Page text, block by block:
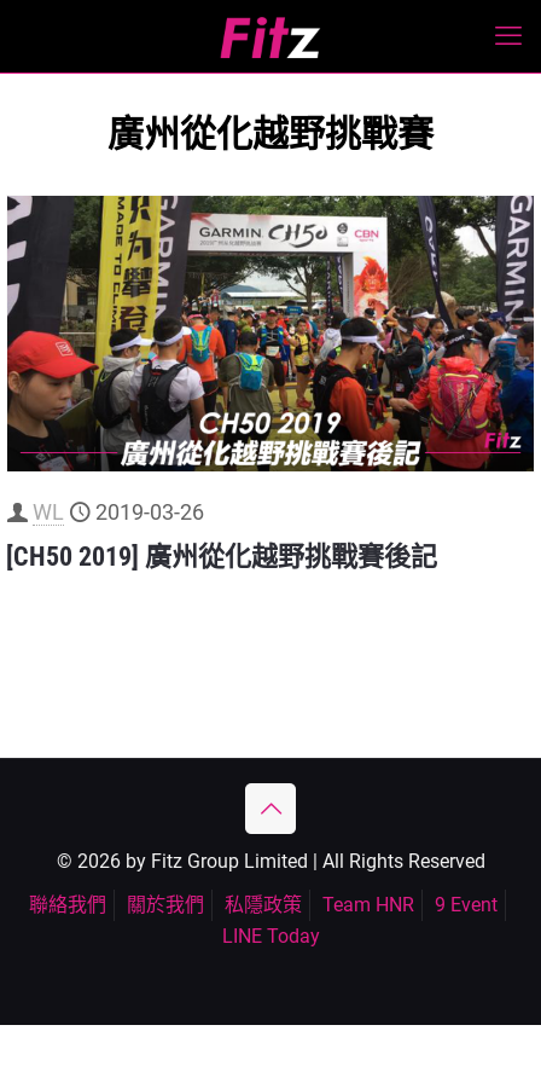
廣州從化越野挑戰賽
WL 2019-03-26
[CH50 2019] 廣州從化越野挑戰賽後記
© 2026 by Fitz Group Limited | All Rights Reserved
聯絡我們
關於我們 私隱政策 Team HNR
9 Event
LINE Today